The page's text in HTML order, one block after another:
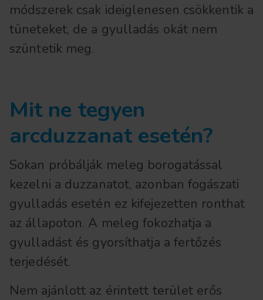
módszerek csak ideiglenesen csökkentik a
tüneteket, de a gyulladás okát nem
szüntetik meg.
Mit ne tegyen
arcduzzanat esetén?
Sokan próbálják meleg borogatással
kezelni a duzzanatot, azonban fogászati
gyulladás esetén ez kifejezetten ronthat
az állapoton. A meleg fokozhatja a
gyulladást és gyorsíthatja a fertőzés
terjedését.
Nem ajánlott az érintett terület erős